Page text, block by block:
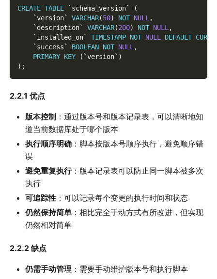
CREATE TABLE ` schema_version`
(
`version` VARCHAR(50) NOT NULL ,
` description` VARCHAR(200) NOT NULL ,
` installed_on` TIMESTAMP NOT NULL DEFAULT
` success` BOOLEAN NOT NULL ,
PRIMARY KEY ( `version` )
) ;
2.2.1 优点
版本控制 ：通过版本号和版本记录表，可以清晰地知
道当前数据库处于哪个版本
执行顺序明确 ：脚本按版本号顺序执行，避免顺序错
误
避免重复执行：版本记录表可以防止同一脚本被多次
执行
可追踪性 ：可以记录每个变更的执行时间和状态
仍然保持简单 ：相比完全手动方式有所改进，但实现
仍然相对简单
2.2.2 缺点
仍需手动管理 ：需要手动维护版本号和执行脚本